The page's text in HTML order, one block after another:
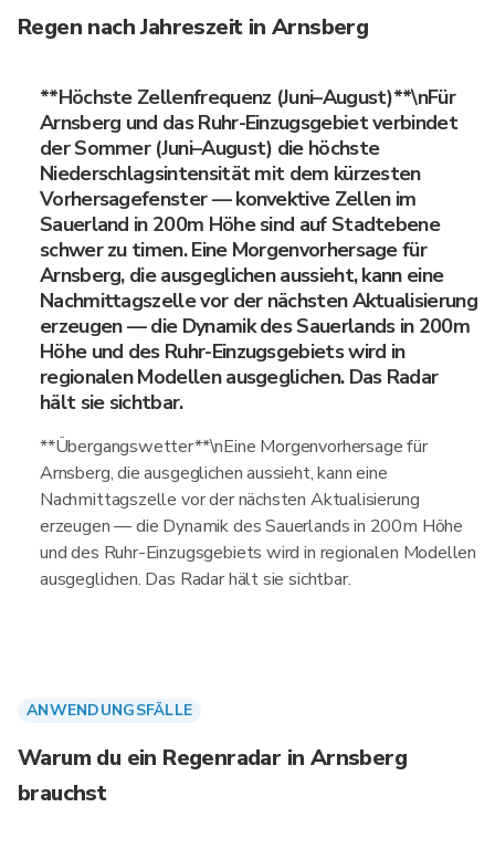
Regen nach Jahreszeit in Arnsberg
**Höchste Zellenfrequenz (Juni–August)**\nFür
Arnsberg und das Ruhr-Einzugsgebiet verbindet
der Sommer (Juni–August) die höchste
Niederschlagsintensität mit dem kürzesten
Vorhersagefenster — konvektive Zellen im
Sauerland in 200m Höhe sind auf Stadtebene
schwer zu timen. Eine Morgenvorhersage für
Arnsberg, die ausgeglichen aussieht, kann eine
Nachmittagszelle vor der nächsten Aktualisierung
erzeugen — die Dynamik des Sauerlands in 200m
Höhe und des Ruhr-Einzugsgebiets wird in
regionalen Modellen ausgeglichen. Das Radar
hält sie sichtbar.
**Übergangswetter**\nEine Morgenvorhersage für
Arnsberg, die ausgeglichen aussieht, kann eine
Nachmittagszelle vor der nächsten Aktualisierung
erzeugen — die Dynamik des Sauerlands in 200m Höhe
und des Ruhr-Einzugsgebiets wird in regionalen Modellen
ausgeglichen. Das Radar hält sie sichtbar.
ANWENDUNGSFÄLLE
Warum du ein Regenradar in Arnsberg
brauchst